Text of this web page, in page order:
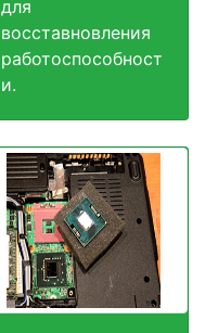
для
восставновления
работоспособност
и.